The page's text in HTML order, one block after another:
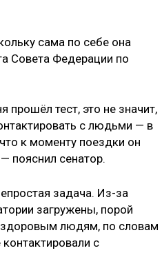
сама по себе она
Совета Федерации по
прошёл тест, это не значит,
с людьми — в
к моменту поездки он
пояснил сенатор.
задача. Из-за
загружены, порой
здоровым людям, по словам
с